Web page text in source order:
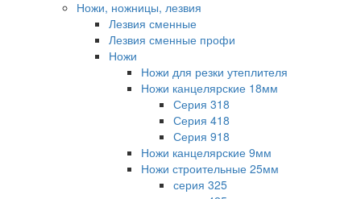
Ножи, ножницы, лезвия
Лезвия сменные
Лезвия сменные профи
Ножи
Ножи для резки утеплителя
Ножи канцелярские 18мм
Серия 318
Серия 418
Серия 918
Ножи канцелярские 9мм
Ножи строительные 25мм
серия 325